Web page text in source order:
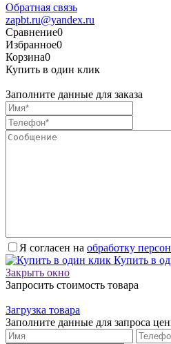
Обратная связь
zapbt.ru@yandex.ru
Сравнение0
Избранное0
Корзина0
Купить в один клик
Заполните данные для заказа
Я согласен на обработку
Купить в
Закрыть окно
Запросить стоимость товара
Загрузка товара
Заполните данные для запроса